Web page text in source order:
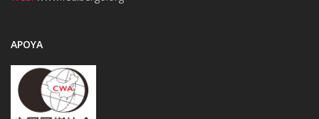
APOYA